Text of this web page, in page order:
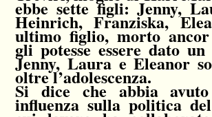
ebbe sette figli: Jenny,
Heinrich, Franziska,
ultimo figlio, morto
gli potesse essere dato
Jenny, Laura e Eleanor
oltre l’adolescenza.
Si dice che abbia
influenza sulla politica